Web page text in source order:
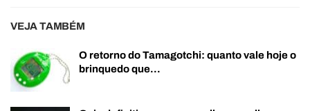
VEJA TAMBÉM
O retorno do Tamagotchi: quanto vale hoje o
brinquedo que…